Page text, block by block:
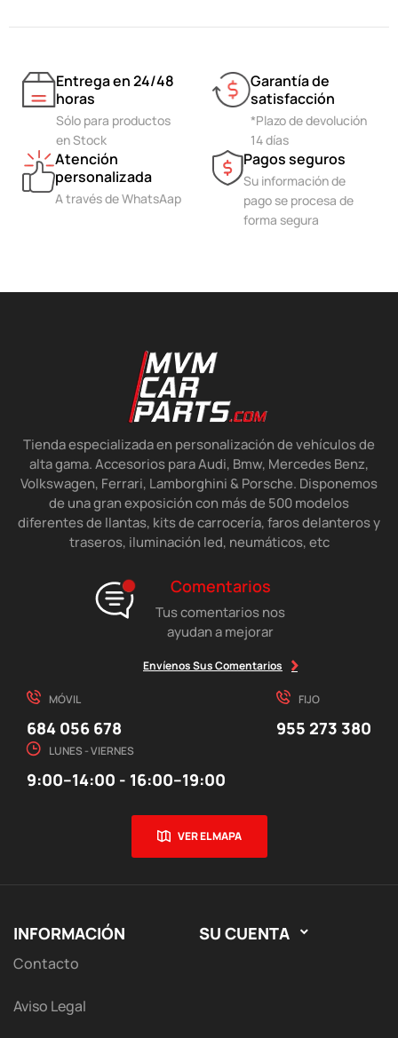
Entrega en 24/48
horas
Sólo para productos
en Stock
Garantía de
satisfacción
*Plazo de devolución
14 días
Atención
personalizada
A través de WhatsAap
Pagos seguros
Su información de
pago se procesa de
forma segura
Tienda especializada en personalización de vehículos de
alta gama. Accesorios para Audi, Bmw, Mercedes Benz,
Volkswagen, Ferrari, Lamborghini & Porsche. Disponemos
de una gran exposición con más de 500 modelos
diferentes de llantas, kits de carrocería, faros delanteros y
traseros, iluminación led, neumáticos, etc
Comentarios
Tus comentarios nos
ayudan a mejorar
Envíenos Sus Comentarios
MÓVIL
684 056 678
FIJO
955 273 380
LUNES - VIERNES
9:00–14:00 - 16:00–19:00
VER EL MAPA
INFORMACIÓN
Contacto
Aviso Legal
SU CUENTA 